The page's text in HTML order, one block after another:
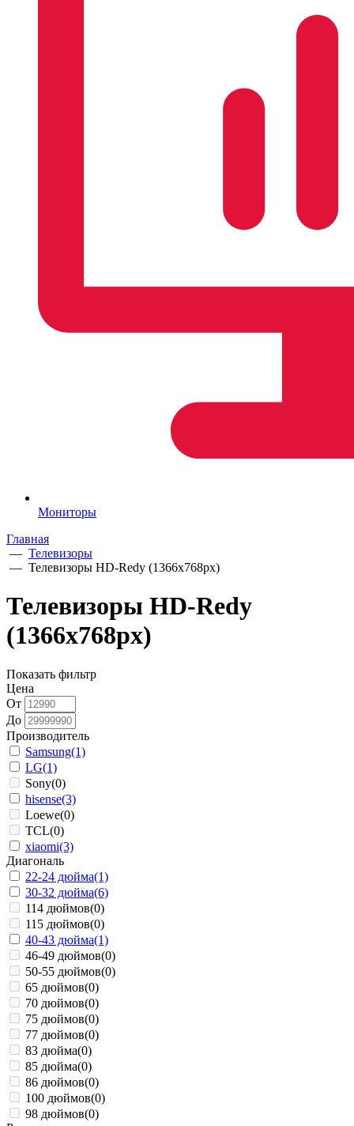
Мониторы
Главная
— Телевизоры
— Телевизоры HD-Redy (1366x768px)
Телевизоры HD-Redy
(1366x768px)
Показать фильтр
Цена
От
До
Производитель
Samsung(1)
LG(1)
Sony(0)
hisense(3)
Loewe(0)
TCL(0)
xiaomi(3)
Диагональ
22-24 дюйма(1)
30-32 дюйма(6)
114 дюймов(0)
115 дюймов(0)
40-43 дюйма(1)
46-49 дюймов(0)
50-55 дюймов(0)
65 дюймов(0)
70 дюймов(0)
75 дюймов(0)
77 дюймов(0)
83 дюйма(0)
85 дюйма(0)
86 дюймов(0)
100 дюймов(0)
98 дюймов(0)